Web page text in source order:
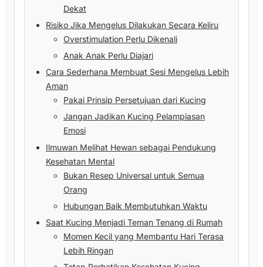
Dekat
Risiko Jika Mengelus Dilakukan Secara Keliru
Overstimulation Perlu Dikenali
Anak Anak Perlu Diajari
Cara Sederhana Membuat Sesi Mengelus Lebih
Aman
Pakai Prinsip Persetujuan dari Kucing
Jangan Jadikan Kucing Pelampiasan
Emosi
Ilmuwan Melihat Hewan sebagai Pendukung
Kesehatan Mental
Bukan Resep Universal untuk Semua
Orang
Hubungan Baik Membutuhkan Waktu
Saat Kucing Menjadi Teman Tenang di Rumah
Momen Kecil yang Membantu Hari Terasa
Lebih Ringan